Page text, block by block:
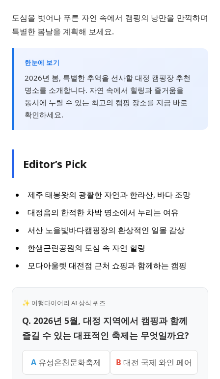
도심을 벗어나 푸른 자연 속에서 캠핑의 낭만을 만끽하며
특별한 봄날을 계획해 보세요.
한눈에 보기
2026년 봄, 특별한 추억을 선사할 대정 캠핑장 추천
명소를 소개합니다. 자연 속에서 힐링과 즐거움을
동시에 누릴 수 있는 최고의 캠핑 장소를 지금 바로
확인하세요.
Editor’s Pick
제주 태봉왓의 광활한 자연과 한라산, 바다 조망
대정읍의 한적한 차박 명소에서 누리는 여유
서산 노을빛바다캠핑장의 환상적인 일몰 감상
한샘근린공원의 도심 속 자연 힐링
모다아울렛 대전점 근처 쇼핑과 함께하는 캠핑
✨ 여행다이어리 AI 상식 퀴즈
Q. 2026년 5월, 대정 지역에서 캠핑과 함께
즐길 수 있는 대표적인 축제는 무엇일까요?
A 유성온천문화축제 B 대전 국제 와인 페어